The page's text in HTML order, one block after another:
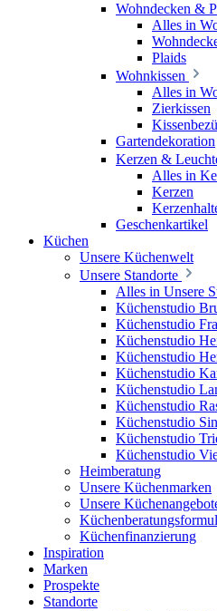
Wohndecken &
Alles in
Plaids
Wohnkissen
Alles in
Zierkissen
Gartendekoration
Kerzen &
Alles in
Kerzen
Geschenkartikel
Küchen
Unsere Küchenwelt
Unsere Standorte
Alles in Unsere
Küchenstudio
Küchenstudio
Küchenstudio
Küchenstudio
Küchenstudio
Küchenstudio
Küchenstudio
Küchenstudio
Küchenstudio
Küchenstudio
Heimberatung
Unsere Küchenmarken
Unsere
Küchenfinanzierung
Inspiration
Marken
Prospekte
Standorte